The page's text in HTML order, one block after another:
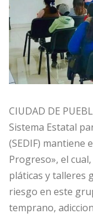
CIUDAD DE
Sistema Estatal
(SEDIF) mantiene
Progreso», el
pláticas y talleres
riesgo en este
temprano,